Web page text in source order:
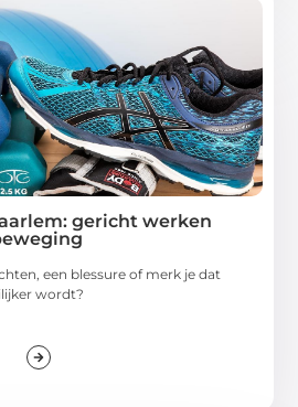
gericht werken
een blessure of merk je dat
wordt?